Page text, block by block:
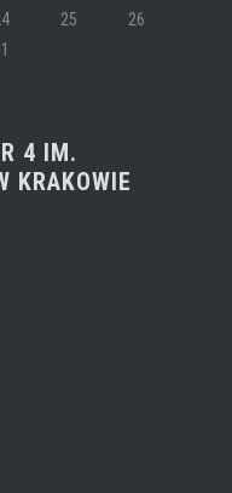
25
26
4 IM.
KRAKOWIE